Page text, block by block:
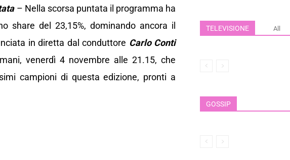
– Nella scorsa puntata il programma ha
share del 23,15%, dominando ancora il
in diretta dal conduttore Carlo Conti
venerdì 4 novembre alle 21.15, che
campioni di questa edizione, pronti a
TELEVISIONE All
GOSSIP